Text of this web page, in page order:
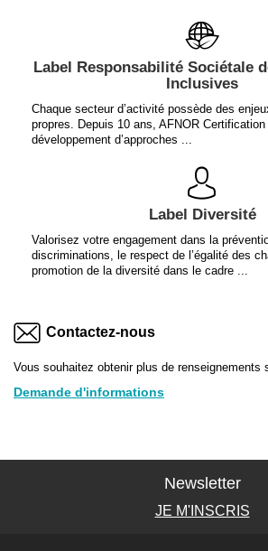
Label Responsabilité Sociétale
Inclusives
Chaque secteur d’activité possède des
propres. Depuis 10 ans, AFNOR
développement d’approches ...
Label Diversité
Valorisez votre engagement dans la
discriminations, le respect de l’égalité des
promotion de la diversité dans le cadre ...
Contactez-nous
Vous souhaitez obtenir plus de renseignements
Demande d'informations
Newsletter
JE M'INSCRIS